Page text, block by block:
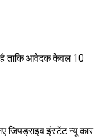
है ताकि आवेदक केवल 10
जिपड्राइव इंस्टेंट न्यू कार